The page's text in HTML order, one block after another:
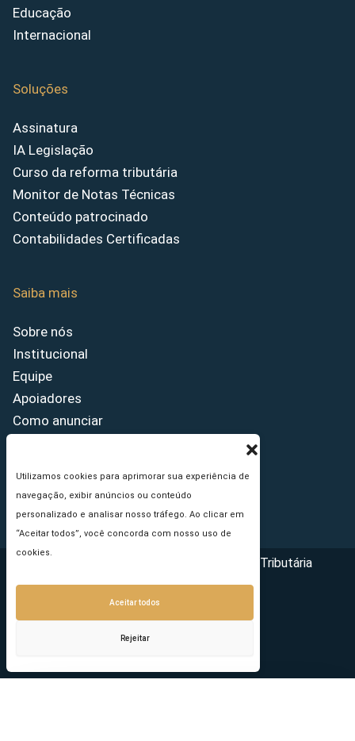
Utilizamos cookies para aprimorar sua experiência de
navegação, exibir anúncios ou conteúdo
personalizado e analisar nosso tráfego. Ao clicar em
“Aceitar todos”, você concorda com nosso uso de
cookies.
Aceitar todos
Rejeitar
Educação
Internacional
Soluções
Assinatura
IA Legislação
Curso da reforma tributária
Monitor de Notas Técnicas
Conteúdo patrocinado
Contabilidades Certificadas
Saiba mais
Sobre nós
Institucional
Equipe
Apoiadores
Como anunciar
Princípios Editoriais
Copyright © 2026 - Portal da Reforma Tributária